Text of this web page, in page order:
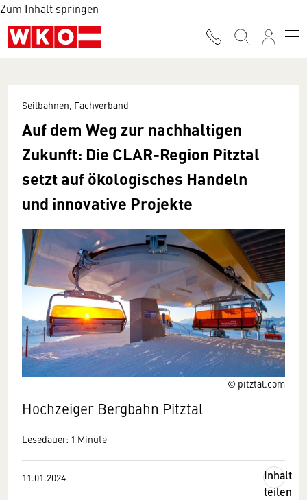
Zum Inhalt springen
© pitztal.com
Seilbahnen, Fachverband
Auf dem Weg zur nachhaltigen
Zukunft: Die CLAR-Region Pitztal
setzt auf ökologisches Handeln
und innovative Projekte
Hochzeiger Bergbahn Pitztal
Lesedauer: 1 Minute
11.01.2024
Inhalt
teilen